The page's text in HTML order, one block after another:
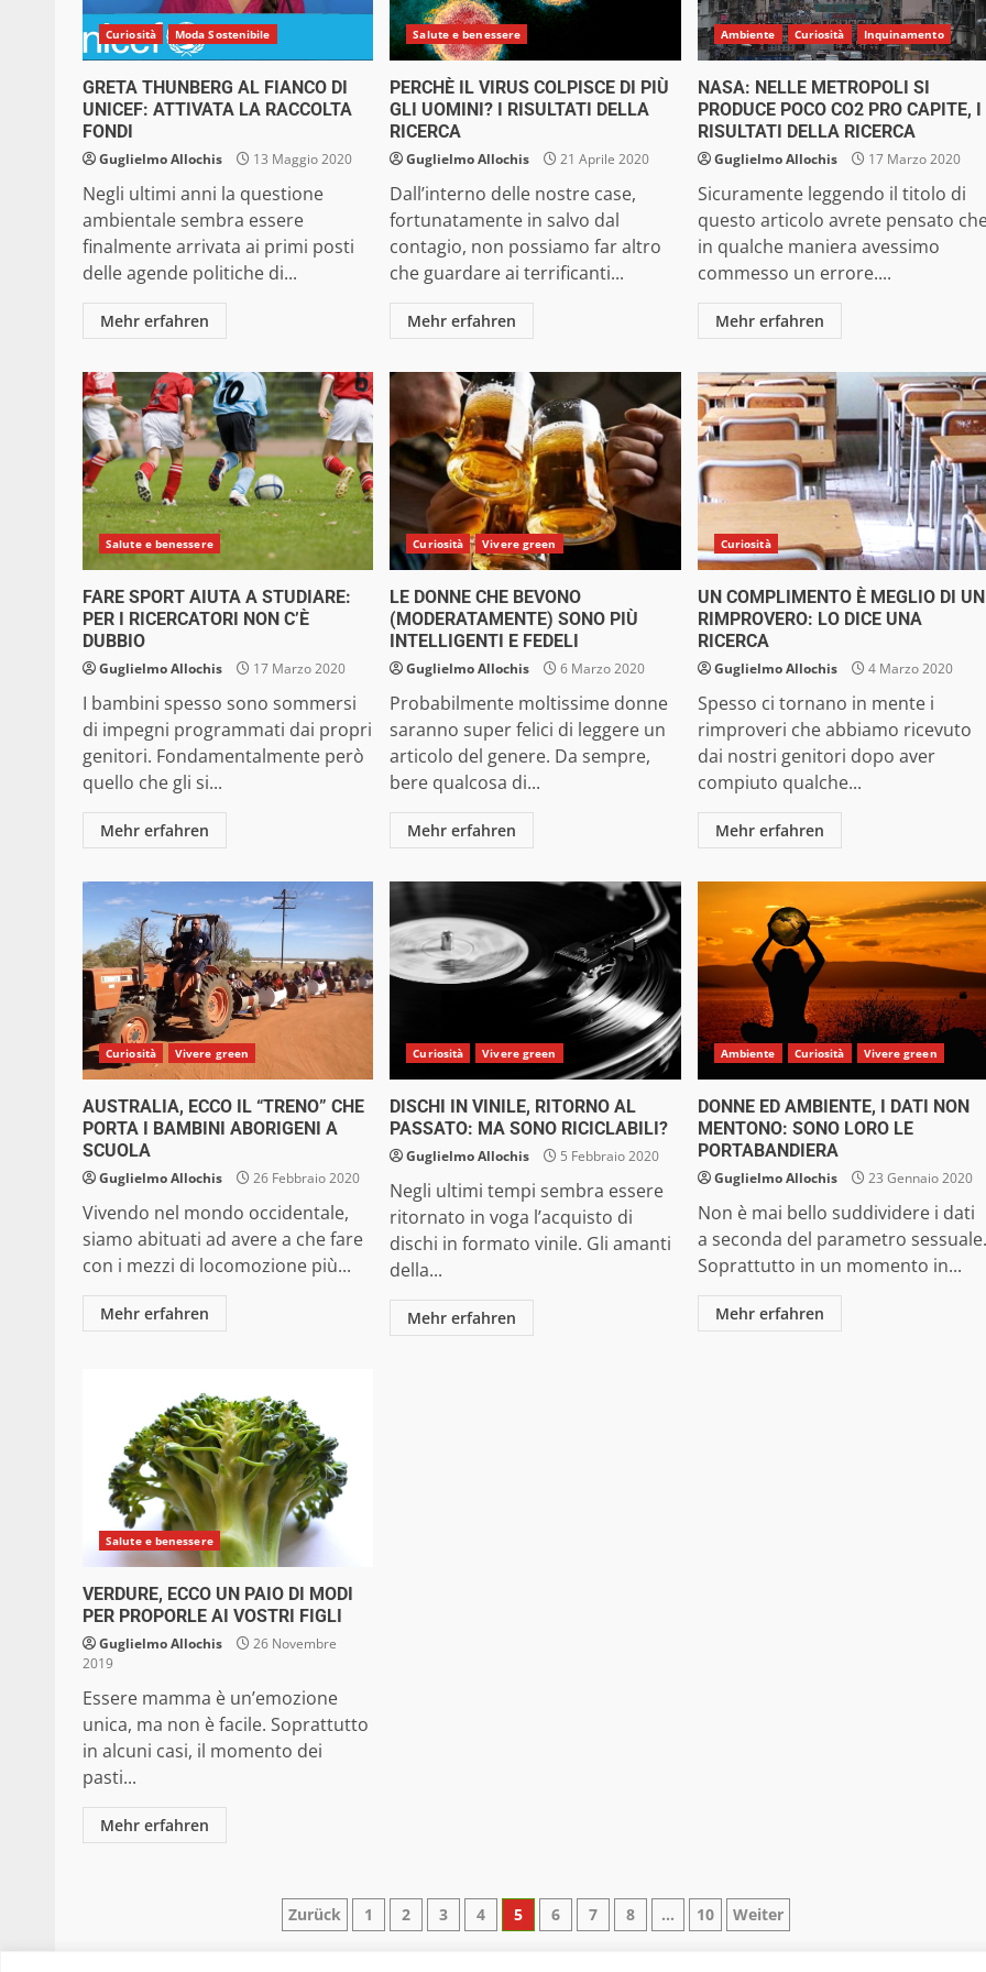
Curiosità Moda Sostenibile
GRETA THUNBERG AL FIANCO DI
UNICEF: ATTIVATA LA RACCOLTA
FONDI
Guglielmo Allochis 13 Maggio 2020
Negli ultimi anni la questione
ambientale sembra essere
finalmente arrivata ai primi posti
delle agende politiche di...
Mehr erfahren
Salute e benessere
PERCHÈ IL VIRUS COLPISCE DI PIÙ
GLI UOMINI? I RISULTATI DELLA
RICERCA
Guglielmo Allochis 21 Aprile 2020
Dall’interno delle nostre case,
fortunatamente in salvo dal
contagio, non possiamo far altro
che guardare ai terrificanti...
Mehr erfahren
Ambiente Curiosità Inquinamento
NASA: NELLE METROPOLI SI
PRODUCE POCO CO2 PRO CAPITE, I
RISULTATI DELLA RICERCA
Guglielmo Allochis 17 Marzo 2020
Sicuramente leggendo il titolo di
questo articolo avrete pensato
in qualche maniera avessimo
commesso un errore....
Mehr erfahren
Salute e benessere
FARE SPORT AIUTA A STUDIARE:
PER I RICERCATORI NON C’È
DUBBIO
Guglielmo Allochis 17 Marzo 2020
I bambini spesso sono sommersi
di impegni programmati dai propri
genitori. Fondamentalmente però
quello che gli si...
Mehr erfahren
Curiosità Vivere green
LE DONNE CHE BEVONO
(MODERATAMENTE) SONO PIÙ
INTELLIGENTI E FEDELI
Guglielmo Allochis 6 Marzo 2020
Probabilmente moltissime donne
saranno super felici di leggere un
articolo del genere. Da sempre,
bere qualcosa di...
Mehr erfahren
Curiosità
UN COMPLIMENTO È MEGLIO DI UN
RIMPROVERO: LO DICE UNA
RICERCA
Guglielmo Allochis 4 Marzo 2020
Spesso ci tornano in mente i
rimproveri che abbiamo ricevuto
dai nostri genitori dopo aver
compiuto qualche...
Mehr erfahren
Curiosità Vivere green
AUSTRALIA, ECCO IL “TRENO” CHE
PORTA I BAMBINI ABORIGENI A
SCUOLA
Guglielmo Allochis 26 Febbraio 2020
Vivendo nel mondo occidentale,
siamo abituati ad avere a che fare
con i mezzi di locomozione più...
Mehr erfahren
Curiosità Vivere green
DISCHI IN VINILE, RITORNO AL
PASSATO: MA SONO RICICLABILI?
Guglielmo Allochis 5 Febbraio 2020
Negli ultimi tempi sembra essere
ritornato in voga l’acquisto di
dischi in formato vinile. Gli amanti
della...
Mehr erfahren
Ambiente Curiosità Vivere green
DONNE ED AMBIENTE, I DATI NON
MENTONO: SONO LORO LE
PORTABANDIERA
Guglielmo Allochis 23 Gennaio 2020
Non è mai bello suddividere i dati
a seconda del parametro sessuale.
Soprattutto in un momento in...
Mehr erfahren
Salute e benessere
VERDURE, ECCO UN PAIO DI MODI
PER PROPORLE AI VOSTRI FIGLI
Guglielmo Allochis
26 Novembre
2019
Essere mamma è un’emozione
unica, ma non è facile. Soprattutto
in alcuni casi, il momento dei
pasti...
Mehr erfahren
Paginazione
Zurück 1 2 3 4 5 6 7 8 … 10 Weiter